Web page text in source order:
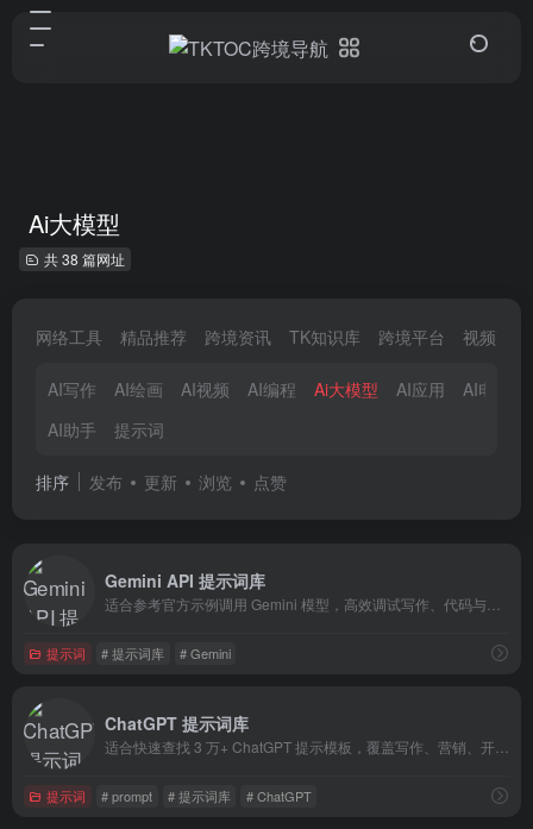
Ai大模型
共 38 篇网址
网络工具 精品推荐 跨境资讯 TK知识库 跨境平台 视频剪辑
AI写作 AI绘画 AI视频 AI编程 Ai大模型 AI应用 AI电商
AI助手
提示词
排序 发布 更新 浏览 点赞
Gemini API 提示词库
提示词 # 提示词库 # Gemini
ChatGPT 提示词库
提示词 # prompt # 提示词库 # ChatGPT